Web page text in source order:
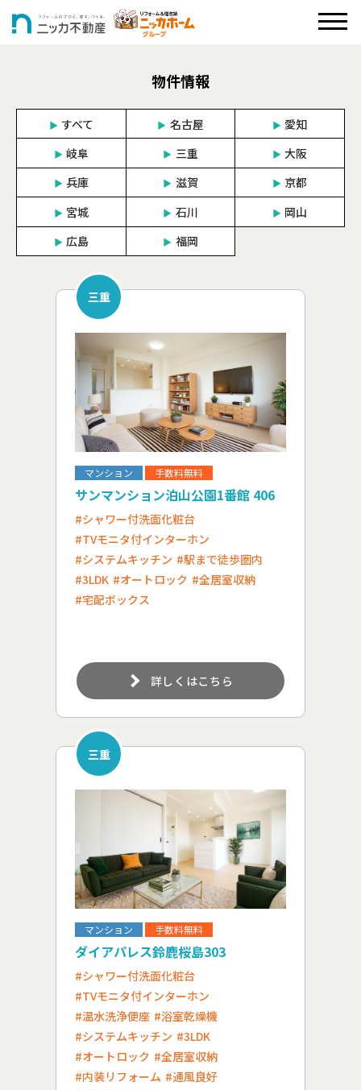
物件情報
▶︎ すべて ▶︎ 名古屋 ▶︎ 愛知
▶︎ 岐阜 ▶︎ 三重 ▶︎ 大阪
▶︎ 兵庫 ▶︎ 滋賀 ▶︎ 京都
▶︎ 宮城 ▶︎ 石川 ▶︎ 岡山
▶︎ 広島 ▶︎ 福岡
三重
マンション 手数料無料
サンマンション泊山公園1番館 406
#シャワー付洗面化粧台
#TVモニタ付インターホン
#システムキッチン #駅まで徒歩圏内
#3LDK #オートロック #全居室収納
#宅配ボックス
詳しくはこちら
三重
マンション 手数料無料
ダイアパレス鈴鹿桜島303
#シャワー付洗面化粧台
#TVモニタ付インターホン
#温水洗浄便座 #浴室乾燥機
#システムキッチン #3LDK
#オートロック #全居室収納
#内装リフォーム #通風良好